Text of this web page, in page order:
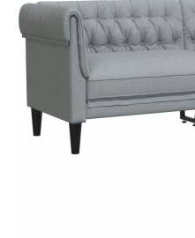
разполагате с три начина
Отложено до 30 дни от
поръчката без
400 лв. / €204,52
Плащане на 4 вноски.
поръчката си на момента
разделя на 3 равни
покупки на стойност до
Плащане на 6 вноски.
разпределя в 6 равни